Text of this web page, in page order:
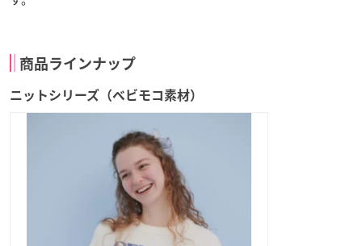
商品ラインナップ
ニットシリーズ（ベビモコ素材）